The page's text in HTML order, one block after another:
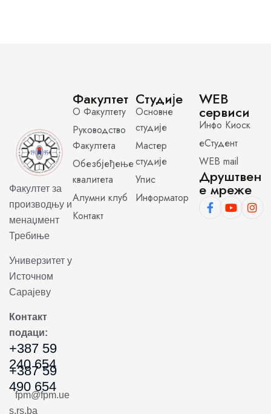
Факултет за
производњу и
менаџмент
Требиње
Универзитет у
Источном
Сарајеву
Контакт
подаци:
+387 59
240 654
+387 59
490 654
fpm@fpm.ue
s.rs.ba
Факултет
О Факултету
Руководство
Факултета
Обезбјеђење
квалитета
Алумни клуб
Контакт
Студије
Основне
студије
Мастер
студије
Упис
Информатор
WEB
сервиси
Инфо Киоск
еСтудент
WEB mail
Друштвен
е мреже